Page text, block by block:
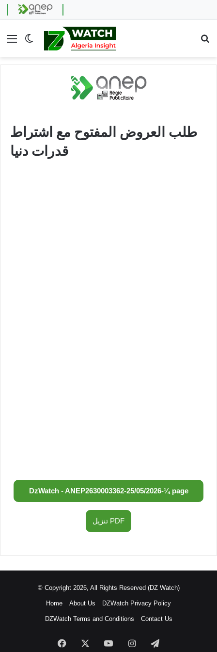
Menu Switch skin
طلب العروض المفتوح مع اشتراط
قدرات دنيا
DzWatch - ANEP2630003362-25/05/2026-¼ page
تنزيل PDF
© Copyright 2026, All Rights Reserved (DZ Watch)
Home About Us DZWatch Privacy Policy
DZWatch Terms and Conditions Contact Us
Facebook YouTubeInstagramTelegram